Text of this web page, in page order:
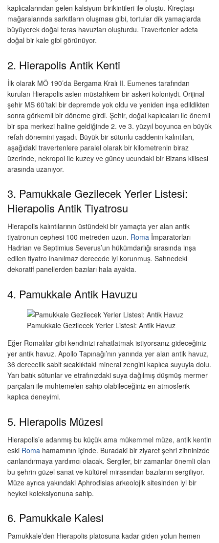
kaplıcalarından gelen kalsiyum birikintileri ile oluştu. Kireçtaşı
mağaralarında sarkıtların oluşması gibi, tortular dik yamaçlarda
büyüyerek doğal teras havuzları oluşturdu. Travertenler adeta
doğal bir kale gibi görünüyor.
2. Hierapolis Antik Kenti
İlk olarak MÖ 190’da Bergama Kralı II. Eumenes tarafından
kurulan Hierapolis aslen müstahkem bir askeri koloniydi. Orijinal
şehir MS 60’taki bir depremde yok oldu ve yeniden inşa edildikten
sonra görkemli bir döneme girdi. Şehir, doğal kaplıcaları ile önemli
bir spa merkezi haline geldiğinde 2. ve 3. yüzyıl boyunca en büyük
refah dönemini yaşadı. Büyük bir sütunlu caddenin kalıntıları,
aşağıdaki travertenlere paralel olarak bir kilometrenin biraz
üzerinde, nekropol ile kuzey ve güney ucundaki bir Bizans kilisesi
arasında uzanıyor.
3. Pamukkale Gezilecek Yerler Listesi:
Hierapolis Antik Tiyatrosu
Hierapolis kalıntılarının üstündeki bir yamaçta yer alan antik
tiyatronun cephesi 100 metreden uzun. Roma İmparatorları
Hadrian ve Septimius Severus’un hükümdarlığı sırasında inşa
edilen tiyatro inanılmaz derecede iyi korunmuş. Sahnedeki
dekoratif panellerden bazıları hala ayakta.
4. Pamukkale Antik Havuzu
Pamukkale Gezilecek Yerler Listesi: Antik Havuz
Eğer Romalılar gibi kendinizi rahatlatmak istiyorsanız gideceğiniz
yer antik havuz. Apollo Tapınağı’nın yanında yer alan antik havuz,
36 derecelik sabit sıcaklıktaki mineral zengini kaplıca suyuyla dolu.
Yarı batık sütunlar ve etrafınızdaki suya dağılmış düşmüş mermer
parçaları ile muhtemelen sahip olabileceğiniz en atmosferik
kaplıca deneyimi.
5. Hierapolis Müzesi
Hierapolis’e adanmış bu küçük ama mükemmel müze, antik kentin
eski Roma hamamının içinde. Buradaki bir ziyaret şehri zihninizde
canlandırmaya yardımcı olacak. Sergiler, bir zamanlar önemli olan
bu şehrin güzel sanat ve kültürel mirasından bazılarını sergiliyor.
Müze ayrıca yakındaki Aphrodisias arkeolojik sitesinden iyi bir
heykel koleksiyonuna sahip.
6. Pamukkale Kalesi
Pamukkale’den Hierapolis platosuna kadar giden yolun hemen